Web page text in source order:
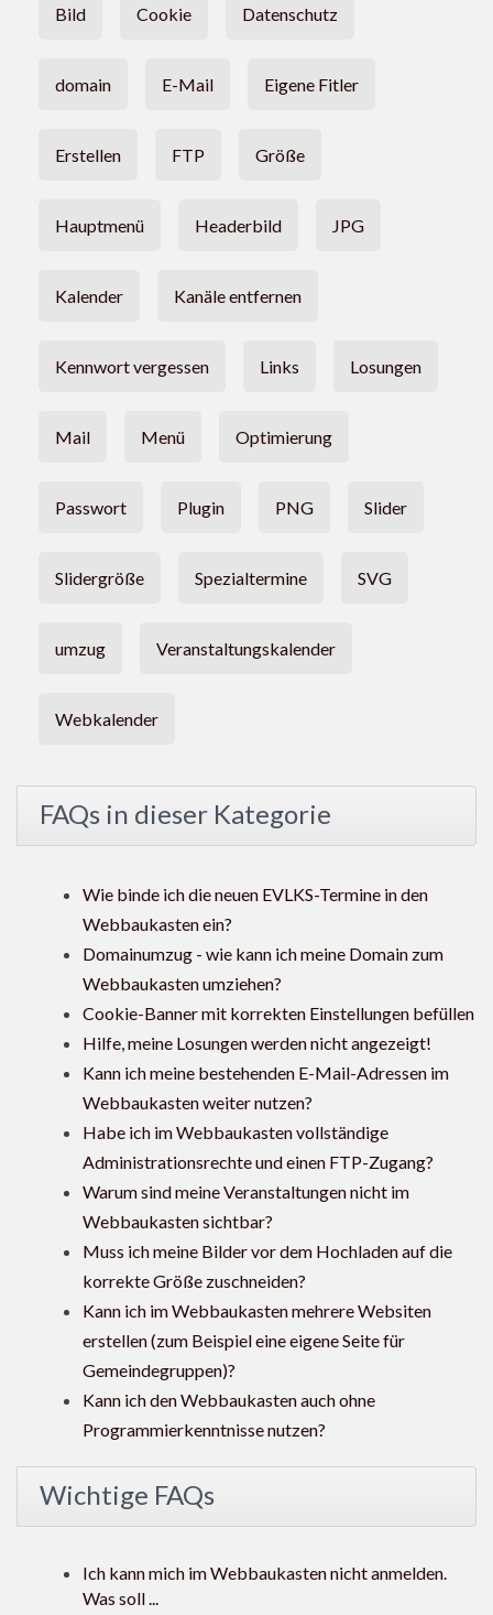
Bild Cookie Datenschutz
domain E-Mail Eigene Fitler
Erstellen FTP Größe
Hauptmenü Headerbild JPG
Kalender Kanäle entfernen
Kennwort vergessen Links Losungen
Mail Menü Optimierung
Passwort Plugin PNG Slider
Slidergröße Spezialtermine SVG
umzug Veranstaltungskalender
Webkalender
FAQs in dieser Kategorie
Wie binde ich die neuen EVLKS-Termine in den
Webbaukasten ein?
Domainumzug - wie kann ich meine Domain zum
Webbaukasten umziehen?
Cookie-Banner mit korrekten Einstellungen befüllen
Hilfe, meine Losungen werden nicht angezeigt!
Kann ich meine bestehenden E-Mail-Adressen im
Webbaukasten weiter nutzen?
Habe ich im Webbaukasten vollständige
Administrationsrechte und einen FTP-Zugang?
Warum sind meine Veranstaltungen nicht im
Webbaukasten sichtbar?
Muss ich meine Bilder vor dem Hochladen auf die
korrekte Größe zuschneiden?
Kann ich im Webbaukasten mehrere Websiten
erstellen (zum Beispiel eine eigene Seite für
Gemeindegruppen)?
Kann ich den Webbaukasten auch ohne
Programmierkenntnisse nutzen?
Wichtige FAQs
Ich kann mich im Webbaukasten nicht anmelden.
Was soll ...